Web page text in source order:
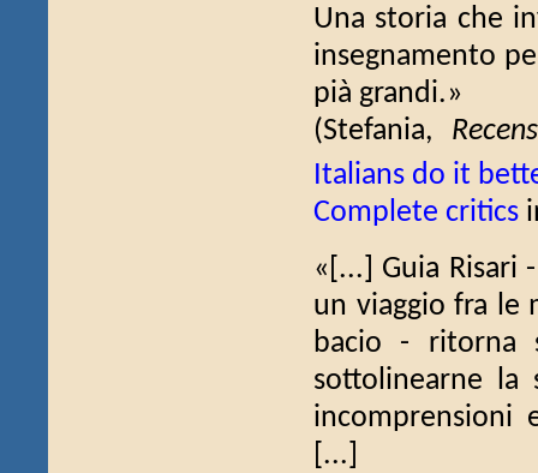
Una storia che
insegnamento
pià grandi.»
(Stefania,
Italians do it
Complete critics
«[...] Guia Risari
un viaggio fra le
bacio - ritorna
sottolinearne la
incomprensioni
[...]